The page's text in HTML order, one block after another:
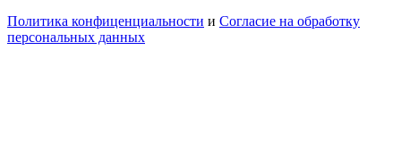
Политика конфиценциальности и Согласие на обработку
персональных данных